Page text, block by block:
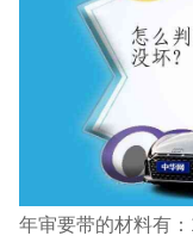
年审要带的材料有